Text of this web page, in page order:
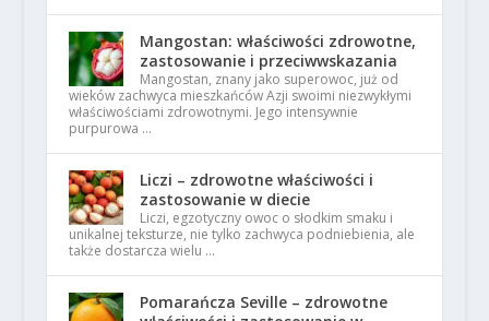
Mangostan: właściwości zdrowotne,
zastosowanie i przeciwwskazania
Mangostan, znany jako superowoc, już od
wieków zachwyca mieszkańców Azji swoimi niezwykłymi
właściwościami zdrowotnymi. Jego intensywnie
purpurowa …
Liczi – zdrowotne właściwości i
zastosowanie w diecie
Liczi, egzotyczny owoc o słodkim smaku i
unikalnej teksturze, nie tylko zachwyca podniebienia, ale
także dostarcza wielu …
Pomarańcza Seville – zdrowotne